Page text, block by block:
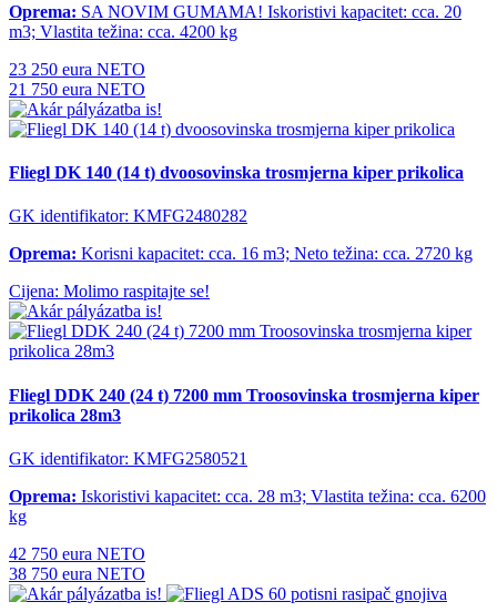
Oprema: SA NOVIM GUMAMA! Iskoristivi kapacitet: cca. 20
m3; Vlastita težina: cca. 4200 kg
23 250 eura NETO
21 750 eura NETO
Fliegl DK 140 (14 t) dvoosovinska trosmjerna kiper prikolica
GK identifikator: KMFG2480282
Oprema: Korisni kapacitet: cca. 16 m3; Neto težina: cca. 2720 ​​kg
Cijena: Molimo raspitajte se!
Fliegl DDK 240 (24 t) 7200 mm Troosovinska trosmjerna kiper
prikolica 28m3
GK identifikator: KMFG2580521
Oprema: Iskoristivi kapacitet: cca. 28 m3; Vlastita težina: cca. 6200
kg
42 750 eura NETO
38 750 eura NETO